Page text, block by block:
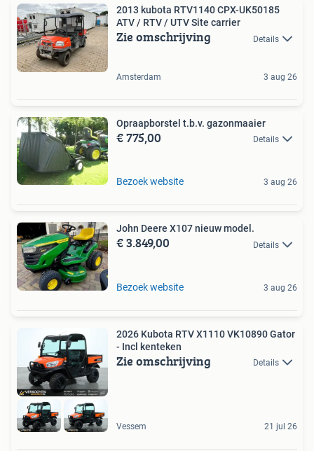
2013 kubota RTV1140 CPX-UK50185
ATV / RTV / UTV Site carrier
Zie omschrijving Details
Amsterdam 3 aug 26
Opraapborstel t.b.v. gazonmaaier
€ 775,00 Details
Bezoek website 3 aug 26
John Deere X107 nieuw model.
€ 3.849,00 Details
Bezoek website 3 aug 26
2026 Kubota RTV X1110 VK10890 Gator
- Incl kenteken
Zie omschrijving Details
Vessem 21 jul 26